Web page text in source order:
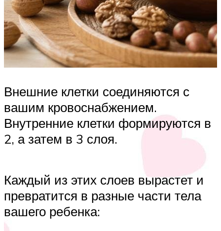
Внешние клетки соединяются с
вашим кровоснабжением.
Внутренние клетки формируются в
2, а затем в 3 слоя.
Каждый из этих слоев вырастет и
превратится в разные части тела
вашего ребенка: